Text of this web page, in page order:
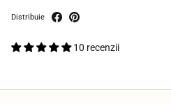
Distribuie
10 recenzii